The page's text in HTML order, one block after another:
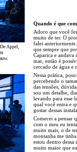
Appel,
Quando é que
Adoro que você
muito de ter. O
falei
que sempre que
Caparica e andava
mar, então é
cercado de água e
Nessa prática,
percebendo o
das tensões,
sou um detalhe,
levando para esse
qual você entra e
gostar dessas
Comecei a pensar
com o meu eu
muito mais, o de
montanha me
estou dentro dessa
muito maior que